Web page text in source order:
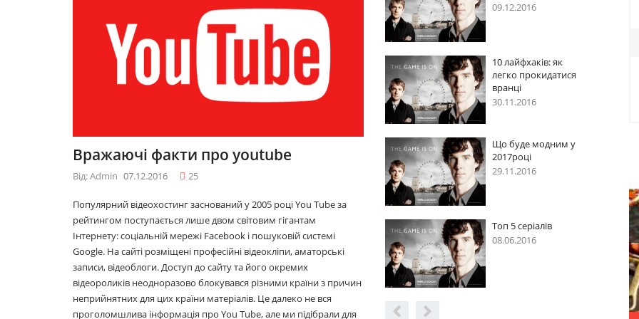
Вражаючі факти про youtube
Від: Admin 07.12.2016 25
Популярний відеохостинг заснований у 2005 році You Tube за
рейтингом поступається лише двом світовим гігантам
Інтернету: соціальній мережі Facebook і пошуковій системі
Google. На сайті розміщені професійні відеокліпи, аматорські
записи, відеоблоги. Доступ до сайту та його окремих
відеороликів неодноразово блокувався різними країни з причин
неприйнятних для цих країни матеріалів. Це далеко не вся
проголомшлива інформація про You Tube, але ми підібрали для
09.12.2016
10 лайфхаків: як
легко прокидатися
вранці
30.11.2016
2017році
29.11.2016
Топ 5 серіалів
08.06.2016
09.12.2016
10 лайфхаків: як
легко прокидатися
вранці
30.11.2016
Що буде модним у
29.11.2016
Топ 5 серіалів
08.06.2016
легко
Топ 5
08.06.2016